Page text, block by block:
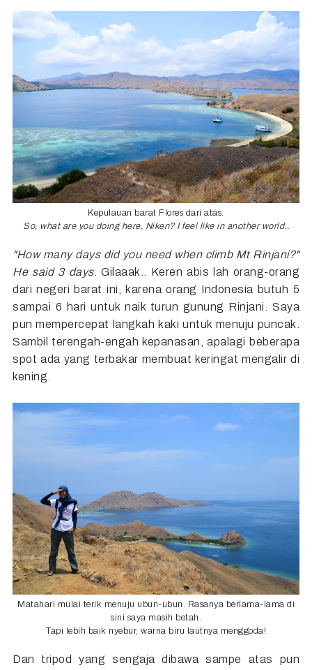
Kepulauan barat Flores dari atas.
So, what are you doing here, Niken? I feel like in another world..
"How many days did you need when climb Mt Rinjani?"
He said 3 days. Gilaaak.. Keren abis lah orang-orang
dari negeri barat ini, karena orang Indonesia butuh 5
sampai 6 hari untuk naik turun gunung Rinjani. Saya
pun mempercepat langkah kaki untuk menuju puncak.
Sambil terengah-engah kepanasan, apalagi beberapa
spot ada yang terbakar membuat keringat mengalir di
kening.
Matahari mulai terik menuju ubun-ubun. Rasanya berlama-lama di
sini saya masih betah.
Tapi lebih baik nyebur, warna biru lautnya menggoda!
Dan tripod yang sengaja dibawa sampe atas pun